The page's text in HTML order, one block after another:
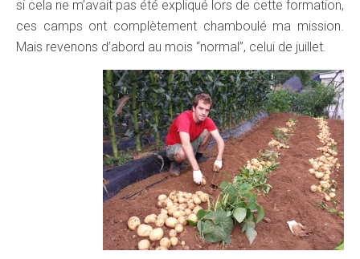
si cela ne m’avait pas été expliqué lors de cette formation,
ces camps ont complètement chamboulé ma mission.
Mais revenons d’abord au mois “normal”, celui de juillet.